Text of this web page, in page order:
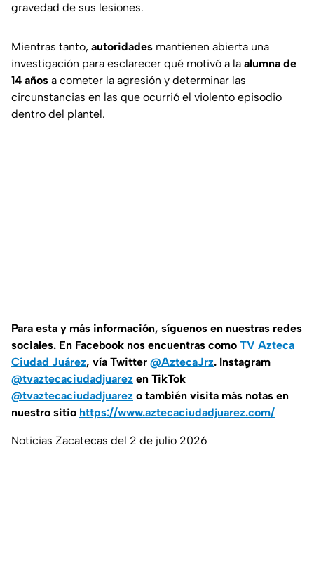
gravedad de sus lesiones.
Mientras tanto, autoridades mantienen abierta una
investigación para esclarecer qué motivó a la alumna de
14 años a cometer la agresión y determinar las
circunstancias en las que ocurrió el violento episodio
dentro del plantel.
Para esta y más información, síguenos en nuestras redes
sociales. En Facebook nos encuentras como TV Azteca
Ciudad Juárez, vía Twitter @AztecaJrz. Instagram
@tvaztecaciudadjuarez en TikTok
@tvaztecaciudadjuarez o también visita más notas en
nuestro sitio https://www.aztecaciudadjuarez.com/
Noticias Zacatecas del 2 de julio 2026